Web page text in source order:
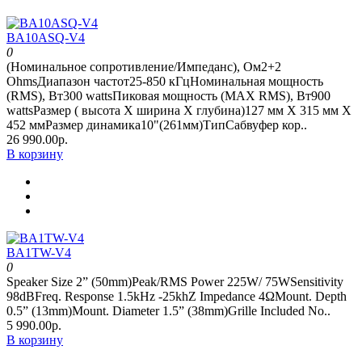
BA10ASQ-V4
0
(Номинальное сопротивление/Импеданс), Ом2+2
OhmsДиапазон частот25-850 кГцНоминальная мощность
(RMS), Вт300 wattsПиковая мощность (MAX RMS), Вт900
wattsРазмер ( высота Х ширина Х глубина)127 мм Х 315 мм Х
452 ммРазмер динамика10"(261мм)ТипСабвуфер кор..
26 990.00р.
В корзину
BA1TW-V4
0
Speaker Size 2” (50mm)Peak/RMS Power 225W/ 75WSensitivity
98dBFreq. Response 1.5kHz -25khZ Impedance 4ΩMount. Depth
0.5” (13mm)Mount. Diameter 1.5” (38mm)Grille Included No..
5 990.00р.
В корзину